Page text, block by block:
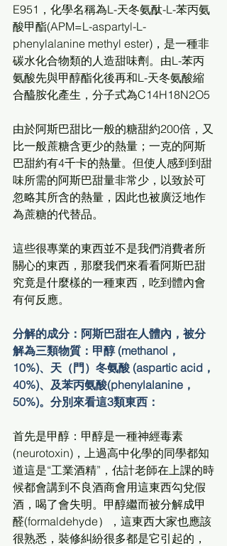
E951，化學名稱為L-天冬氨酞-L-苯丙氨
酸甲酯(APM=L-aspartyl-L-
phenylalanine methyl ester)，是一種非
碳水化合物類的人造甜味劑。由L-苯丙
氨酸先與甲醇酯化後再和L-天冬氨酸縮
合醯胺化產生，分子式為C14H18N2O5
由於阿斯巴甜比一般的糖甜約200倍，又
比一般蔗糖含更少的熱量；一克的阿斯
巴甜約有4千卡的熱量。但使人感到到甜
味所需的阿斯巴甜量非常少，以致於可
忽略其所含的熱量，因此也被廣泛地作
為蔗糖的代替品。
這些很專業的東西並不是我們消費者所
關心的東西，那麼我們來看看阿斯巴甜
究竟是什麼樣的一種東西，吃到體內會
有何反應。
分解的成分：阿斯巴甜在人體內，被分
解為三類物質：甲醇 (methanol，
10%)、天（門）冬氨酸 (aspartic acid，
40%)、及苯丙氨酸(phenylalanine，
50%)。分別來看這3類東西：
首先是甲醇：甲醇是一種神經毒素
(neurotoxin)，上過高中化學的同學都知
道這是“工業酒精”，估計老師在上課的時
候都會講到不良酒商會用這東西勾兌假
酒，喝了會失明。甲醇繼而被分解成甲
醛(formaldehyde），這東西大家也應該
很熟悉，裝修糾紛很多都是它引起的，